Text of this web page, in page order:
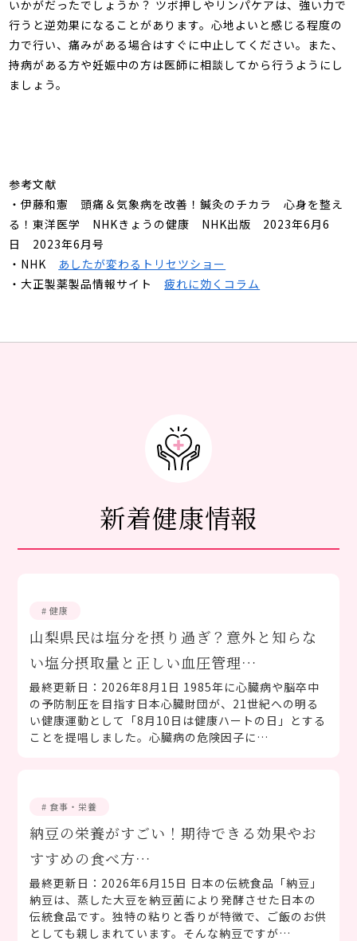
いかがだったでしょうか？ ツボ押しやリンパケアは、強い力で
行うと逆効果になることがあります。心地よいと感じる程度の
力で行い、痛みがある場合はすぐに中止してください。また、
持病がある方や妊娠中の方は医師に相談してから行うようにし
ましょう。
参考文献
・伊藤和憲 頭痛＆気象病を改善！鍼灸のチカラ 心身を整え
る！東洋医学 NHKきょうの健康 NHK出版 2023年6月6
日 2023年6月号
・NHK あしたが変わるトリセツショー
・大正製薬製品情報サイト疲れに効くコラム
新着健康情報
# 健康
山梨県民は塩分を摂り過ぎ？意外と知らな
い塩分摂取量と正しい血圧管理…
最終更新日：2026年8月1日 1985年に心臓病や脳卒中
の予防制圧を目指す日本心臓財団が、21世紀への明る
い健康運動として「8月10日は健康ハートの日」とする
ことを提唱しました。心臓病の危険因子に…
# 食事・栄養
納豆の栄養がすごい！期待できる効果やお
すすめの食べ方…
最終更新日：2026年6月15日 日本の伝統食品「納豆」
納豆は、蒸した大豆を納豆菌により発酵させた日本の
伝統食品です。独特の粘りと香りが特徴で、ご飯のお供
としても親しまれています。そんな納豆ですが…